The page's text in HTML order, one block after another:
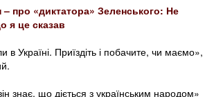
– про «диктатора» Зеленського: Не
я це сказав
Україні. Приїздіть і побачите, чи маємо»,
знає, що діється з українським народом»